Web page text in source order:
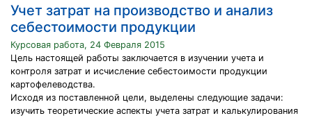
Учет затрат на производство и анализ
себестоимости продукции
Курсовая работа, 24 Февраля 2015
Цель настоящей работы заключается в изучении учета и
контроля затрат и исчисление себестоимости продукции
картофелеводства.
Исходя из поставленной цели, выделены следующие задачи:
изучить теоретические аспекты учета затрат и калькулирования